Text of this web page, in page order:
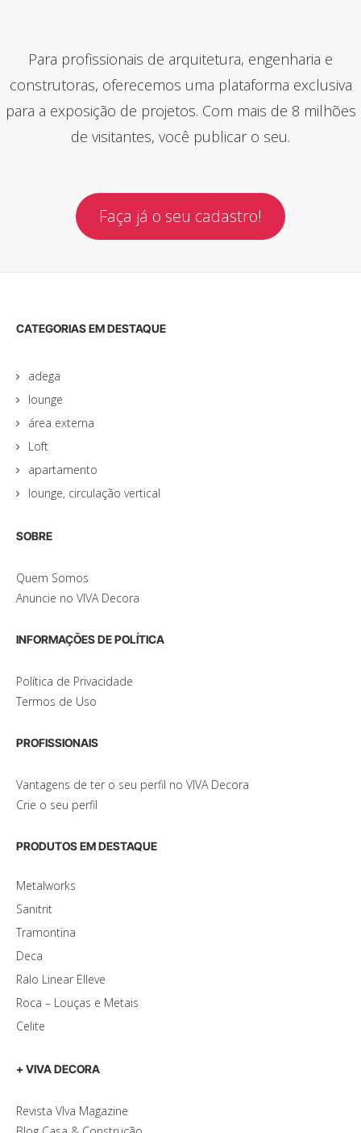
Para profissionais de arquitetura, engenharia e
construtoras, oferecemos uma plataforma exclusiva
para a exposição de projetos. Com mais de 8 milhões
de visitantes, você publicar o seu.
Faça já o seu cadastro!
CATEGORIAS EM DESTAQUE
adega
lounge
área externa
Loft
apartamento
lounge, circulação vertical
SOBRE
Quem Somos
Anuncie no VIVA Decora
INFORMAÇÕES DE POLÍTICA
Política de Privacidade
Termos de Uso
PROFISSIONAIS
Vantagens de ter o seu perfil no VIVA Decora
Crie o seu perfil
PRODUTOS EM DESTAQUE
Metalworks
Sanitrit
Tramontina
Deca
Ralo Linear Elleve
Roca – Louças e Metais
Celite
+ VIVA DECORA
Revista VIva Magazine